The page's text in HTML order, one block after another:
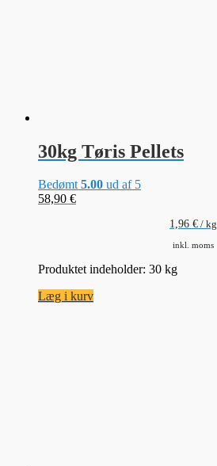
30kg Tøris Pellets
Bedømt5.00 ud af 5
58,90 €
1,96 € / kg
inkl. moms
Produktet indeholder: 30 kg
Læg i kurv